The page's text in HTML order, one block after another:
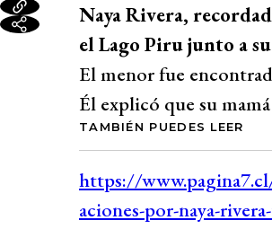
Naya Rivera,
el Lago Piru junto a
El menor fue
Él explicó que su
TAMBIÉN PUEDES LEER